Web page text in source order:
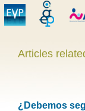
Articles
¿Debemos